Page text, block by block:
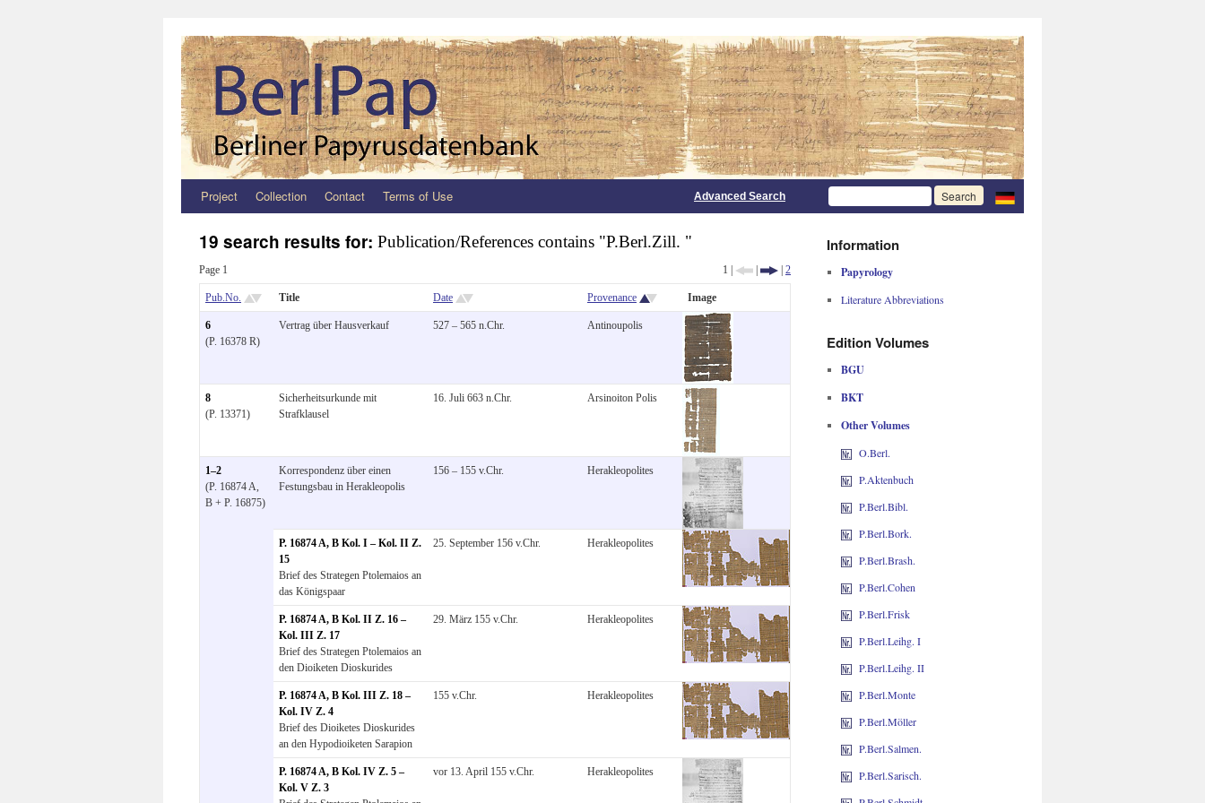
Zum
springen
Project Collection Contact Terms of Use Advanced Search
19 search results for: Publication/References contains "P.Berl.Zill. "
Page 1 1 | | | 2
Pub.No. Title Date Provenance Image
6
(P. 16378 R)
Vertrag über Hausverkauf 527 – 565 n.Chr. Antinoupolis
8
(P. 13371)
Sicherheitsurkunde mit
Strafklausel
16. Juli 663 n.Chr. Arsinoiton Polis
1–2
(P. 16874 A,
B + P. 16875)
Korrespondenz über einen
Festungsbau in Herakleopolis
156 – 155 v.Chr. Herakleopolites
P. 16874 A, B Kol. I – Kol. II Z.
15
Brief des Strategen Ptolemaios an
das Königspaar
25. September 156 v.Chr. Herakleopolites
P. 16874 A, B Kol. II Z. 16 –
Kol. III Z. 17
Brief des Strategen Ptolemaios an
den Dioiketen Dioskurides
29. März 155 v.Chr. Herakleopolites
P. 16874 A, B Kol. III Z. 18 –
Kol. IV Z. 4
Brief des Dioiketes Dioskurides
an den Hypodioiketen Sarapion
155 v.Chr. Herakleopolites
P. 16874 A, B Kol. IV Z. 5 –
Kol. V Z. 3
vor 13. April 155 v.Chr. Herakleopolites
Information
Papyrology
Literature Abbreviations
Edition Volumes
BGU
BKT
Other Volumes
O.Berl.
P.Aktenbuch
P.Berl.Bibl.
P.Berl.Bork.
P.Berl.Brash.
P.Berl.Cohen
P.Berl.Frisk
P.Berl.Leihg. I
P.Berl.Leihg. II
P.Berl.Monte
P.Berl.Möller
P.Berl.Salmen.
P.Berl.Sarisch.